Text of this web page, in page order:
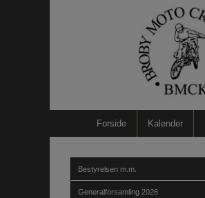
Forside Kalender
Bestyrelsen m.m.
Generalforsamling 2026